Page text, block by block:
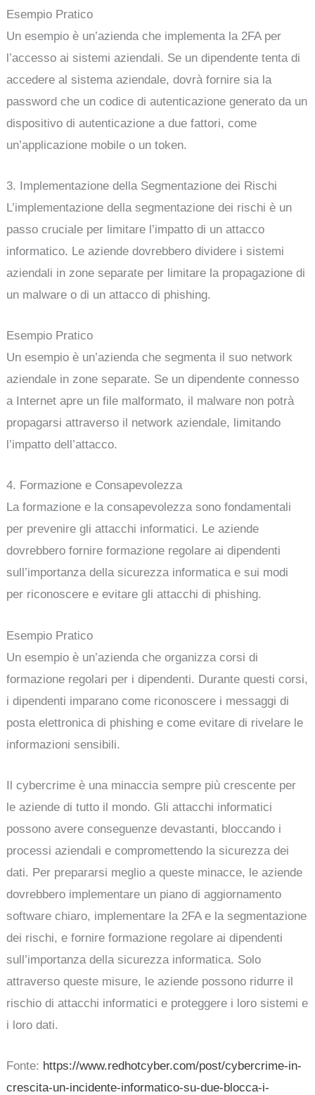
Esempio Pratico
Un esempio è un’azienda che implementa la 2FA per
l’accesso ai sistemi aziendali. Se un dipendente tenta di
accedere al sistema aziendale, dovrà fornire sia la
password che un codice di autenticazione generato da un
dispositivo di autenticazione a due fattori, come
un’applicazione mobile o un token.
3. Implementazione della Segmentazione dei Rischi
L’implementazione della segmentazione dei rischi è un
passo cruciale per limitare l’impatto di un attacco
informatico. Le aziende dovrebbero dividere i sistemi
aziendali in zone separate per limitare la propagazione di
un malware o di un attacco di phishing.
Esempio Pratico
Un esempio è un’azienda che segmenta il suo network
aziendale in zone separate. Se un dipendente connesso
a Internet apre un file malformato, il malware non potrà
propagarsi attraverso il network aziendale, limitando
l’impatto dell’attacco.
4. Formazione e Consapevolezza
La formazione e la consapevolezza sono fondamentali
per prevenire gli attacchi informatici. Le aziende
dovrebbero fornire formazione regolare ai dipendenti
sull’importanza della sicurezza informatica e sui modi
per riconoscere e evitare gli attacchi di phishing.
Esempio Pratico
Un esempio è un’azienda che organizza corsi di
formazione regolari per i dipendenti. Durante questi corsi,
i dipendenti imparano come riconoscere i messaggi di
posta elettronica di phishing e come evitare di rivelare le
informazioni sensibili.
Il cybercrime è una minaccia sempre più crescente per
le aziende di tutto il mondo. Gli attacchi informatici
possono avere conseguenze devastanti, bloccando i
processi aziendali e compromettendo la sicurezza dei
dati. Per prepararsi meglio a queste minacce, le aziende
dovrebbero implementare un piano di aggiornamento
software chiaro, implementare la 2FA e la segmentazione
dei rischi, e fornire formazione regolare ai dipendenti
sull’importanza della sicurezza informatica. Solo
attraverso queste misure, le aziende possono ridurre il
rischio di attacchi informatici e proteggere i loro sistemi e
i loro dati.
Fonte: https://www.redhotcyber.com/post/cybercrime-in-
crescita-un-incidente-informatico-su-due-blocca-i-